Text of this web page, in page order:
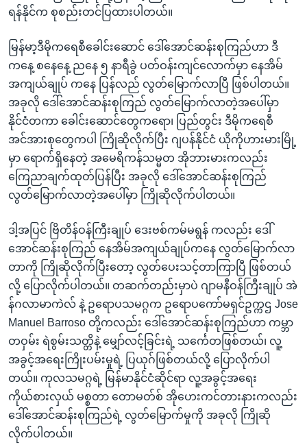
ရန်နိုင်က စုစည်းတင်ပြထားပါတယ်။
မြန်မာ့ဒီမိုကရေစီခေါင်းဆောင် ဒေါ်အောင်ဆန်းစုကြည်ဟာ ဒီ
ကနေ့ စနေနေ့ ညနေ ၅ နာရီခွဲ ပတ်ဝန်းကျင်လောက်မှာ နေအိမ်
အကျယ်ချုပ် ကနေ ပြန်လည် လွတ်မြောက်လာပြီ ဖြစ်ပါတယ်။
အခုလို ဒေါ်အောင်ဆန်းစုကြည် လွတ်မြောက်လာတဲ့အပေါ်မှာ
နိုင်ငံတကာ ခေါင်းဆောင်တွေကရော၊ ပြည်တွင်း ဒီမိုကရေစီ
အင်အားစုတွေကပါ ကြိုဆိုလိုက်ပြီး ဂျပန်နိုင်ငံ ယိုကိုဟားမားမြို့
မှာ ရောက်ရှိနေတဲ့ အမေရိကန်သမ္မတ အိုဘားမားကလည်း
ကြေညာချက်ထုတ်ပြန်ပြီး အခုလို ဒေါ်အောင်ဆန်းစုကြည်
လွတ်မြောက်လာတဲ့အပေါ်မှာ ကြိုဆိုလိုက်ပါတယ်။
ဒါ့အပြင် ဗြိတိန်ဝန်ကြီးချုပ် ဒေးဗစ်ကမ်မရွန် ကလည်း ဒေါ်
အောင်ဆန်းစုကြည် နေအိမ်အကျယ်ချုပ်ကနေ လွတ်မြောက်လာ
တာကို ကြိုဆိုလိုက်ပြီးတော့ လွတ်ပေးသင့်တာကြာပြီ ဖြစ်တယ်
လို့ ပြောလိုက်ပါတယ်။ တဆက်တည်းမှာပဲ ဂျာမနီဝန်ကြီးချုပ် အဲ
န်ဂလာမာကဲလ် နဲ့ ဥရောပသမဂ္ဂက ဥရောပကော်မရှင်ဥက္ကဌ Jose
Manuel Barroso တို့ကလည်း ဒေါ်အောင်ဆန်းစုကြည်ဟာ ကမ္ဘာ
တဝှမ်း ရဲစွမ်းသတ္တိနဲ့ မျှော်လင့်ခြင်းရဲ့ သင်္ကေတဖြစ်တယ်၊ လူ့
အခွင့်အရေးကြိုးပမ်းမှုရဲ့ ပြယုဂ်ဖြစ်တယ်လို့ ပြောလိုက်ပါ
တယ်။ ကုလသမဂ္ဂရဲ့ မြန်မာနိုင်ငံဆိုင်ရာ လူ့အခွင့်အရေး
ကိုယ်စားလှယ် မစ္စတာ တောမတ်စ် အိုဟေးကင်တားနားကလည်း
ဒေါ်အောင်ဆန်းစုကြည်ရဲ့ လွတ်မြောက်မှုကို အခုလို ကြိုဆို
လိုက်ပါတယ်။